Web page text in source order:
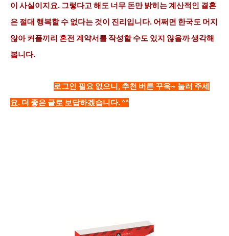
이 사실이지요. 그렇다고 해도 너무 돈만 밝히는 계산적인 결혼
은 절대 행복할 수 없다는 것이 진리입니다. 어쩌면 한국도 머지
않아 커플끼리 혼전 계약서를 작성할 수도 있지 않을까 생각해
봅니다.
로그인 필요 없으니, 추천 버튼 꾸욱~ 눌러 주세
요. 더 좋은 글로 보답하겠습니다. ^^